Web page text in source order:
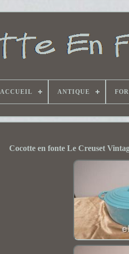
ACCUEIL ANTIQUE
Cocotte en fonte Le Creuset